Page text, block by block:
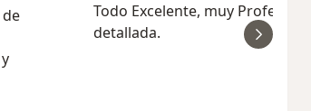
Todo Excelente, muy Profesional y exolicacion
detallada.